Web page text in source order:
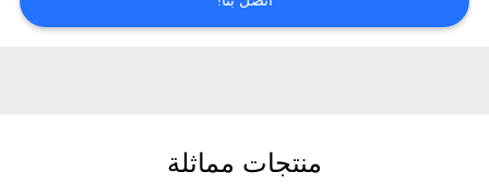
اقتباس
منتجات مماثلة